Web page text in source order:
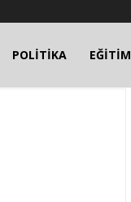
POLİTİKA EĞİTİM